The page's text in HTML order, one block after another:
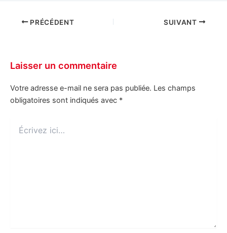
PRÉCÉDENT SUIVANT
Laisser un commentaire
Votre adresse e-mail ne sera pas publiée. Les champs
obligatoires sont indiqués avec *
ici…